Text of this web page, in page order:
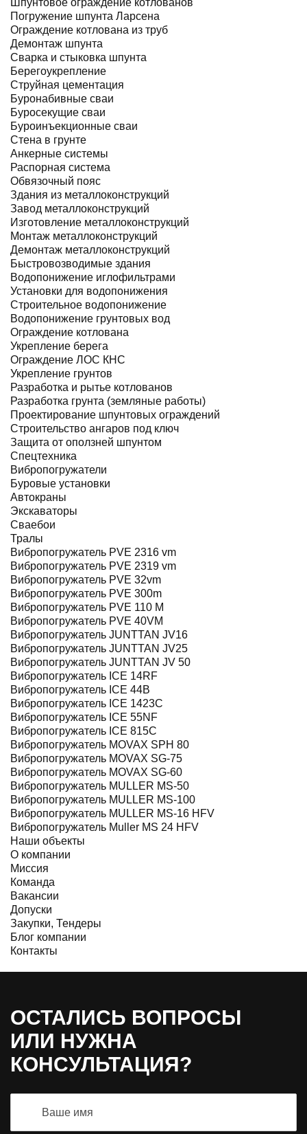
Шпунтовое ограждение котлованов
Погружение шпунта Ларсена
Ограждение котлована из труб
Демонтаж шпунта
Сварка и стыковка шпунта
Берегоукрепление
Струйная цементация
Буронабивные сваи
Буросекущие сваи
Буроинъекционные сваи
Стена в грунте
Анкерные системы
Распорная система
Обвязочный пояс
Здания из металлоконструкций
Завод металлоконструкций
Изготовление металлоконструкций
Монтаж металлоконструкций
Демонтаж металлоконструкций
Быстровозводимые здания
Водопонижение иглофильтрами
Установки для водопонижения
Строительное водопонижение
Водопонижение грунтовых вод
Ограждение котлована
Укрепление берега
Ограждение ЛОС КНС
Укрепление грунтов
Разработка и рытье котлованов
Разработка грунта (земляные работы)
Проектирование шпунтовых ограждений
Строительство ангаров под ключ
Защита от оползней шпунтом
Спецтехника
Вибропогружатели
Буровые установки
Автокраны
Экскаваторы
Сваебои
Тралы
Вибропогружатель PVE 2316 vm
Вибропогружатель PVE 2319 vm
Вибропогружатель PVE 32vm
Вибропогружатель PVE 300m
Вибропогружатель PVE 110 M
Вибропогружатель PVE 40VM
Вибропогружатель JUNTTAN JV16
Вибропогружатель JUNTTAN JV25
Вибропогружатель JUNTTAN JV 50
Вибропогружатель ICE 14RF
Вибропогружатель ICE 44B
Вибропогружатель ICE 1423C
Вибропогружатель ICE 55NF
Вибропогружатель ICE 815C
Вибропогружатель MOVAX SPH 80
Вибропогружатель MOVAX SG-75
Вибропогружатель MOVAX SG-60
Вибропогружатель MULLER MS-50
Вибропогружатель MULLER MS-100
Вибропогружатель MULLER MS-16 HFV
Вибропогружатель Muller MS 24 HFV
Наши объекты
О компании
Миссия
Команда
Вакансии
Допуски
Закупки, Тендеры
Блог компании
Контакты
ОСТАЛИСЬ ВОПРОСЫ
ИЛИ НУЖНА
КОНСУЛЬТАЦИЯ?